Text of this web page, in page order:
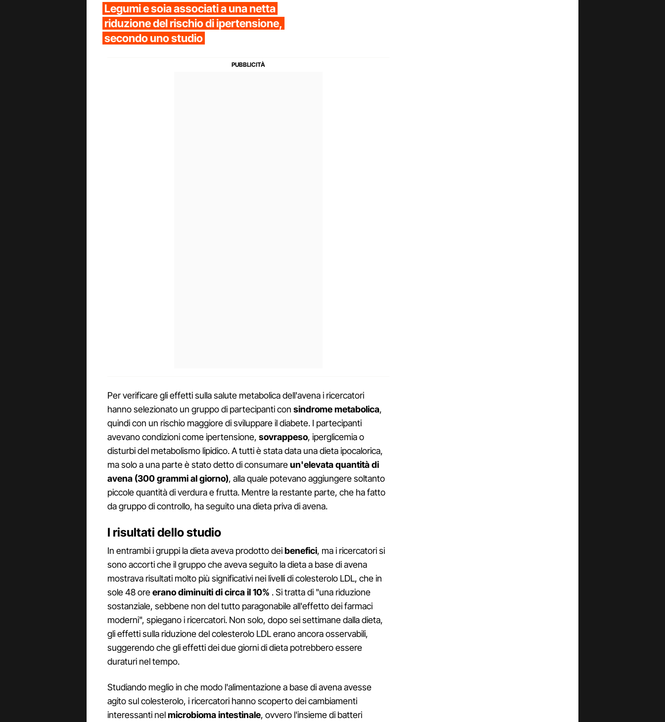
Legumi e soia associati a una netta
riduzione del rischio di ipertensione,
secondo uno studio
Per verificare gli effetti sulla salute metabolica dell'avena i ricercatori
hanno selezionato un gruppo di partecipanti con sindrome metabolica,
quindi con un rischio maggiore di sviluppare il diabete. I partecipanti
avevano condizioni come ipertensione, sovrappeso, iperglicemia o
disturbi del metabolismo lipidico. A tutti è stata data una dieta ipocalorica,
ma solo a una parte è stato detto di consumareun'elevata quantità di
avena (300 grammi al giorno), alla quale potevano aggiungere soltanto
piccole quantità di verdura e frutta. Mentre la restante parte, che ha fatto
da gruppo di controllo, ha seguito una dieta priva di avena.
I risultati dello studio
In entrambi i gruppi la dieta aveva prodotto deibenefici, ma i ricercatori si
sono accorti che il gruppo che aveva seguito la dieta a base di avena
mostrava risultati molto più significativi nei livelli di colesterolo LDL, che in
sole 48 oreerano diminuiti di circa il 10% . Si tratta di "una riduzione
sostanziale, sebbene non del tutto paragonabile all'effetto dei farmaci
moderni", spiegano i ricercatori. Non solo, dopo sei settimane dalla dieta,
gli effetti sulla riduzione del colesterolo LDL erano ancora osservabili,
suggerendo che gli effetti dei due giorni di dieta potrebbero essere
duraturi nel tempo.
Studiando meglio in che modo l'alimentazione a base di avena avesse
agito sul colesterolo, i ricercatori hanno scoperto dei cambiamenti
interessanti nelmicrobioma intestinale, ovvero l'insieme di batteri